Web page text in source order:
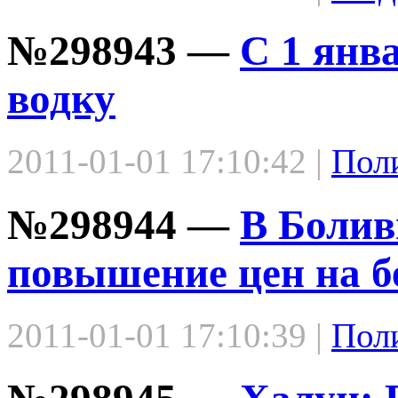
№298943 — С 1
водку
2011-01-01 17:10:42 |
№298944 — В
повышение цен на
2011-01-01 17:10:39 |